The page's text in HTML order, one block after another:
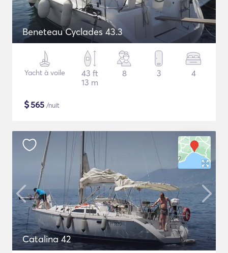
Beneteau Cyclades 43.3
Yacht à voile
43 ft
13 m
8 3 4
$565 /nuit
Catalina 42